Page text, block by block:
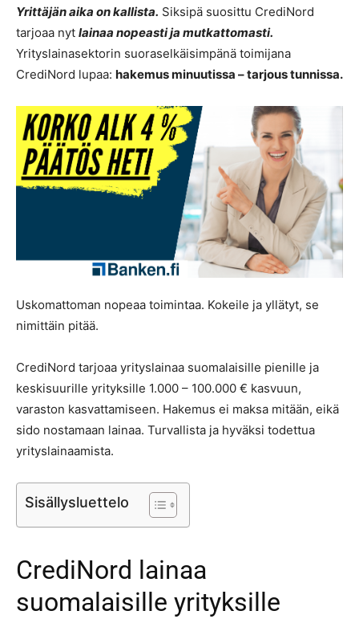
Yrittäjän aika on kallista. Siksipä suosittu CrediNord
tarjoaa nyt lainaa nopeasti ja mutkattomasti.
Yrityslainasektorin suoraselkäisimpänä toimijana
CrediNord lupaa: hakemus minuutissa – tarjous tunnissa.
Uskomattoman nopeaa toimintaa. Kokeile ja yllätyt, se
nimittäin pitää.
CrediNord tarjoaa yrityslainaa suomalaisille pienille ja
keskisuurille yrityksille 1.000 – 100.000 € kasvuun,
varaston kasvattamiseen. Hakemus ei maksa mitään, eikä
sido nostamaan lainaa. Turvallista ja hyväksi todettua
yrityslainaamista.
Sisällysluettelo
CrediNord lainaa
suomalaisille yrityksille